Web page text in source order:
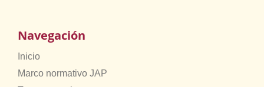
Navegación
Inicio
Marco normativo JAP